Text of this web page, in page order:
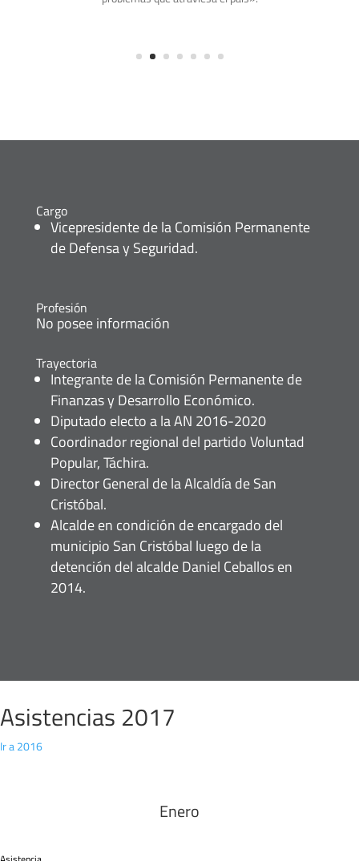
Cargo
Vicepresidente de la Comisión Permanente
de Defensa y Seguridad.
Profesión
No posee información
Trayectoria
Integrante de la Comisión Permanente de
Finanzas y Desarrollo Económico.
Diputado electo a la AN 2016-2020
Coordinador regional del partido Voluntad
Popular, Táchira.
Director General de la Alcaldía de San
Cristóbal.
Alcalde en condición de encargado del
municipio San Cristóbal luego de la
detención del alcalde Daniel Ceballos en
2014.
Asistencias 2017
Ir a 2016
Enero